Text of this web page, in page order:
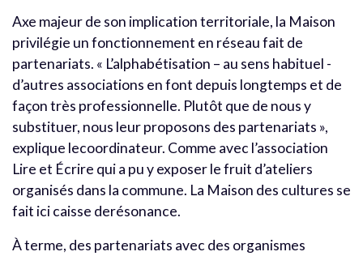
Axe majeur de son implication territoriale, la Maison
privilégie un fonctionnement en réseau fait de
partenariats. « L’alphabétisation – au sens habituel -
d’autres associations en font depuis longtemps et de
façon très professionnelle. Plutôt que de nous y
substituer, nous leur proposons des partenariats »,
explique lecoordinateur. Comme avec l’association
Lire et Écrire qui a pu y exposer le fruit d’ateliers
organisés dans la commune. La Maison des cultures se
fait ici caisse derésonance.
À terme, des partenariats avec des organismes